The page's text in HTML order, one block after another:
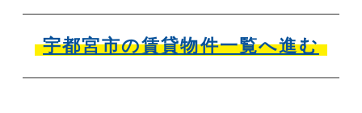
宇都宮市の賃貸物件一覧へ進む